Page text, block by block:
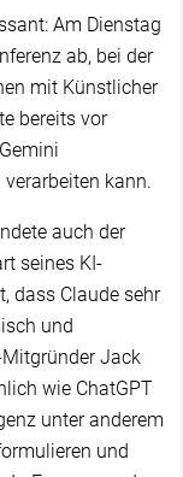
Am Dienstag
ab, bei der
mit Künstlicher
bereits vor
kann.
auch der
seines KI-
dass Claude sehr
und
Jack
wie ChatGPT
unter anderem
und